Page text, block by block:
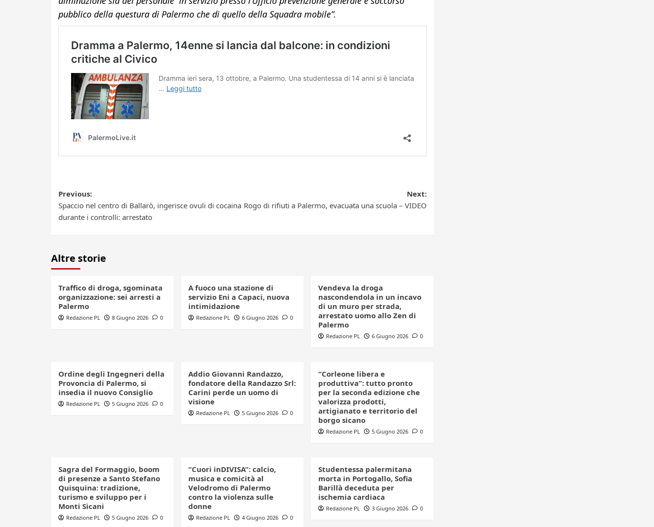
pubblico della questura di Palermo che di quello della Squadra mobile”.
Post
navigation
Previous:
Spaccio nel centro di Ballarò, ingerisce ovuli di cocaina
durante i controlli: arrestato
Next:
Rogo di rifiuti a Palermo, evacuata una scuola – VIDEO
Altre storie
Traffico di droga, sgominata
organizzazione: sei arresti a
Palermo
Redazione PL 8 Giugno 2026 0
A fuoco una stazione di
servizio Eni a Capaci, nuova
intimidazione
Redazione PL 6 Giugno 2026 0
Vendeva la droga
nascondendola in un incavo
di un muro per strada,
arrestato uomo allo Zen di
Palermo
Redazione PL 6 Giugno 2026 0
Ordine degli Ingegneri della
Provoncia di Palermo, si
insedia il nuovo Consiglio
Redazione PL 5 Giugno 2026 0
Addio Giovanni Randazzo,
fondatore della Randazzo Srl:
Carini perde un uomo di
visione
Redazione PL 5 Giugno 2026 0
“Corleone libera e
produttiva”: tutto pronto
per la seconda edizione che
valorizza prodotti,
artigianato e territorio del
borgo sicano
Redazione PL 5 Giugno 2026 0
Sagra del Formaggio, boom
di presenze a Santo Stefano
Quisquina: tradizione,
turismo e sviluppo per i
Monti Sicani
Redazione PL 5 Giugno 2026 0
“Cuori inDIVISA”: calcio,
musica e comicità al
Velodromo di Palermo
contro la violenza sulle
donne
Redazione PL 4 Giugno 2026 0
Studentessa palermitana
morta in Portogallo, Sofia
Barillà deceduta per
ischemia cardiaca
Redazione PL 3 Giugno 2026 0